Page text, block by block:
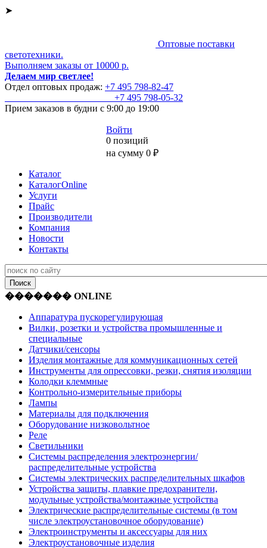
➤
Оптовые поставки
светотехники.
Выполняем заказы от 10000 р.
Делаем мир светлее!
Отдел оптовых продаж: +7 495 798-82-47
+7 495 798-05-32
Прием заказов в будни с 9:00 до 19:00
Войти
0 позиций
на сумму 0 ₽
Каталог
КаталогOnline
Услуги
Прайс
Производители
Компания
Новости
Контакты
������� ONLINE
Аппаратура пускорегулирующая
Вилки, розетки и устройства промышленные и
специальные
Датчики/сенсоры
Изделия монтажные для коммуникационных сетей
Инструменты для опрессовки, резки, снятия изоляции
Колодки клеммные
Контрольно-измерительные приборы
Лампы
Материалы для подключения
Оборудование низковольтное
Реле
Светильники
Системы распределения электроэнергии/
распределительные устройства
Системы электрических распределительных шкафов
Устройства защиты, плавкие предохранители,
модульные устройства/монтажные устройства
Электрические распределительные системы (в том
числе электроустановочное оборудование)
Электроинструменты и аксессуары для них
Электроустановочные изделия